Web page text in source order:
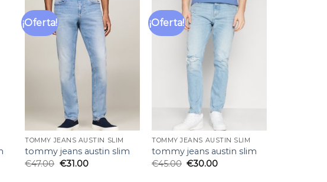
¡Oferta!
Añadir
TOMMY JEANS AUSTIN SLIM
tommy jeans austin slim
€47.00 €31.00
¡Oferta!
Añadir
TOMMY JEANS AUSTIN SLIM
tommy jeans austin slim
€45.00 €30.00